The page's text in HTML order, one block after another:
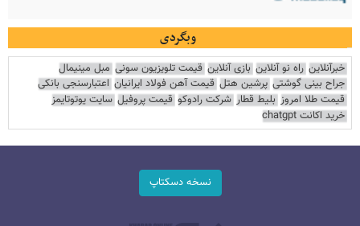
وبگردی
خبرآنلاین راه نو آنلاین بازی آنلاین قیمت تلویزیون سونی مبل مینیمال
جراح بینی گوشتی پرشین هتل قیمت آهن فولاد ایرانیان اعتبارسنجی بانکی
قیمت طلا امروز بلیط قطار شرکت رادوکو قیمت پروفیل سایت یوتوتایمز
خرید اکانت chatgpt
نسخه دسکتاپ